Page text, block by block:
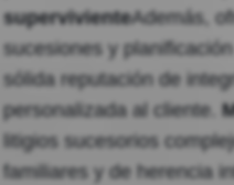
supervivienteAdemás,
sucesiones y
sólida reputación de
personalizada al cliente.
litigios sucesorios
familiares y de herencia